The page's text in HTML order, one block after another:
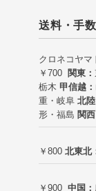
送料・手
クロネコヤマ
￥700
関東：
栃木 甲信越：
重・岐阜 北陸
形・福島 関西
￥800 北東北
￥900 中国：